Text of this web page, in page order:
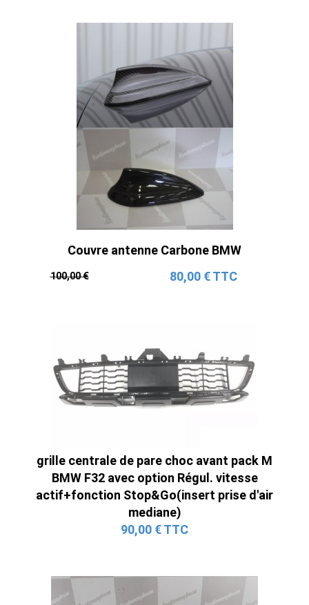
Couvre antenne Carbone BMW
100,00 € 80,00 € TTC
grille centrale de pare choc avant pack M
BMW F32 avec option Régul. vitesse
actif+fonction Stop&Go(insert prise d'air
mediane)
90,00 € TTC